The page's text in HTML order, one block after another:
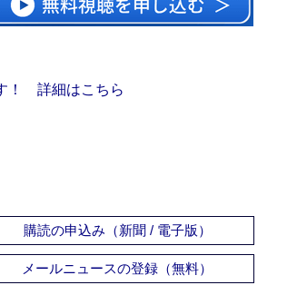
！ 詳細はこちら
購読の申込み（新聞 / 電子版）
メールニュースの登録（無料）